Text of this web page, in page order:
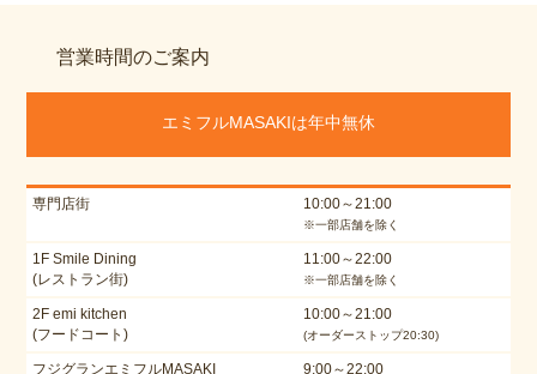
営業時間のご案内
エミフルMASAKIは年中無休
専門店街 10:00～21:00
※一部店舗を除く
1F Smile Dining
(レストラン街)
11:00～22:00
※一部店舗を除く
2F emi kitchen
(フードコート)
10:00～21:00
(オーダーストップ20:30)
フジグランエミフルMASAKI
9:00～22:00